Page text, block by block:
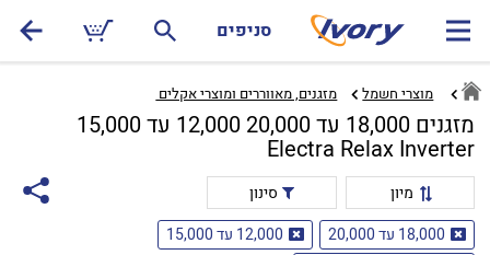
סניפים
מוצרי חשמל מזגנים, מאווררים ומוצרי אקלים ‏
מזגנים 18,000 עד 20,000 12,000 עד 15,000
Electra Relax Inverter
מיון
סינון
18,000 עד 20,000
12,000 עד 15,000